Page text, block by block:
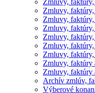
Zmluvy,
Zmluvy,
Zmluvy,
Zmluvy,
Zmluvy,
Zmluvy,
Zmluvy,
Zmluvy, faktúry
Zmluvy, faktúry
Archív zmlúv,
Výberové